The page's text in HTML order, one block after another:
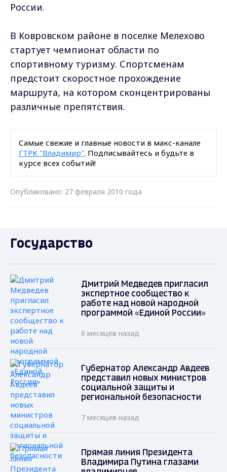
России.
В Ковровском районе в поселке Мелехово
стартует чемпионат области по
спортивному туризму. Спортсменам
предстоит скоростное прохождение
маршрута, на котором сконцентрированы
различные препятствия.
Самые свежие и главные новости в макс-канале
ГТРК "Владимир". Подписывайтесь и будьте в
курсе всех событий!
Опубликовано: 27 февраля 2010 года
Государство
Дмитрий Медведев пригласил
экспертное сообщество к
работе над новой народной
программой «Единой России»
6 месяцев назад
Губернатор Александр Авдеев
представил новых министров
социальной защиты и
региональной безопасности
7 месяцев назад
Прямая линия Президента
Владимира Путина глазами